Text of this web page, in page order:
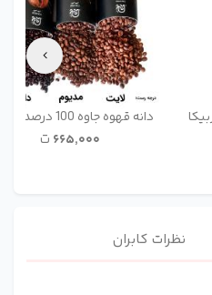
دانه قهوه جاوه 100 درصد ربوستا
۶۶۵٬۰۰۰ ت
نظرات کابران